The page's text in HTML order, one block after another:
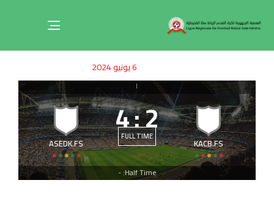
Toggle
IN:on:
6 يونيو 2024
|
KACB.FS
2
:
4FULL TIME
ASEDK.FS
Half Time: -